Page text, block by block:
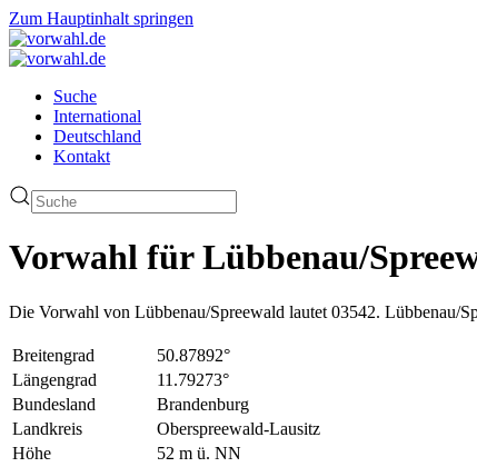
Zum Hauptinhalt springen
Suche
International
Deutschland
Kontakt
Vorwahl für Lübbenau/
Die Vorwahl von Lübbenau/Spreewald lautet 03542. Lübbenau/
Breitengrad
50.87892°
Längengrad
11.79273°
Bundesland
Brandenburg
Landkreis
Oberspreewald-Lausitz
Höhe
52 m ü. NN